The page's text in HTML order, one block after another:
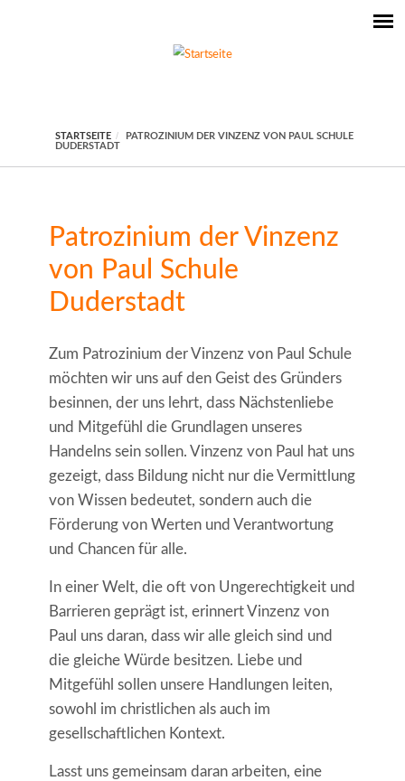
STARTSEITE
PATROZINIUM DER VINZENZ VON PAUL SCHULE
DUDERSTADT
Patrozinium der Vinzenz
von Paul Schule
Duderstadt
Zum Patrozinium der Vinzenz von Paul Schule
möchten wir uns auf den Geist des Gründers
besinnen, der uns lehrt, dass Nächstenliebe
und Mitgefühl die Grundlagen unseres
Handelns sein sollen. Vinzenz von Paul hat uns
gezeigt, dass Bildung nicht nur die Vermittlung
von Wissen bedeutet, sondern auch die
Förderung von Werten und Verantwortung
und Chancen für alle.
In einer Welt, die oft von Ungerechtigkeit und
Barrieren geprägt ist, erinnert Vinzenz von
Paul uns daran, dass wir alle gleich sind und
die gleiche Würde besitzen. Liebe und
Mitgefühl sollen unsere Handlungen leiten,
sowohl im christlichen als auch im
gesellschaftlichen Kontext.
Lasst uns gemeinsam daran arbeiten, eine